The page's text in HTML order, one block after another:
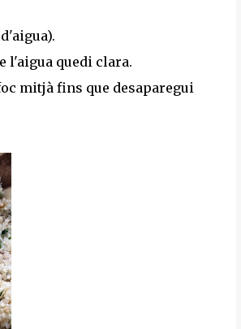
l'aigua quedi clara.
mitjà fins que desaparegui